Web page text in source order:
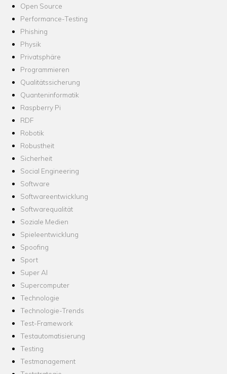
Open Source
Performance-Testing
Phishing
Physik
Privatsphäre
Programmieren
Qualitätssicherung
Quanteninformatik
Raspberry Pi
RDF
Robotik
Robustheit
Sicherheit
Social Engineering
Software
Softwareentwicklung
Softwarequalität
Soziale Medien
Spieleentwicklung
Spoofing
Sport
Super AI
Supercomputer
Technologie
Technologie-Trends
Test-Framework
Testautomatisierung
Testing
Testmanagement